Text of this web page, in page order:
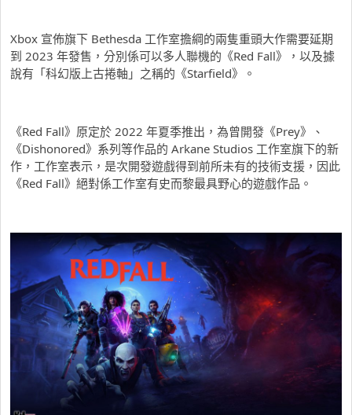
Xbox 宣佈旗下 Bethesda 工作室擔綱的兩隻重頭大作需要延期
到 2023 年發售，分別係可以多人聯機的《Red Fall》，以及據
說有「科幻版上古捲軸」之稱的《Starfield》。
《Red Fall》原定於 2022 年夏季推出，為曾開發《Prey》、
《Dishonored》系列等作品的 Arkane Studios 工作室旗下的新
作，工作室表示，是次開發遊戲得到前所未有的技術支援，因此
《Red Fall》絕對係工作室有史而黎最具野心的遊戲作品。